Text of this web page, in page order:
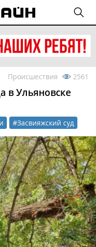
Происшествия 2561
в Ульяновске
#Засвияжский суд